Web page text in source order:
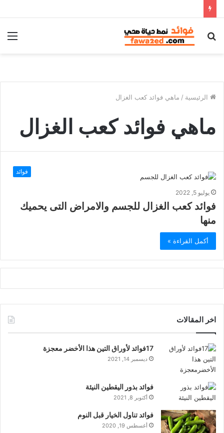
بحث
الرئيسية / ماهي فوائد كعب الغزال
ماهي فوائد كعب الغزال
فوائد
يوليو 5, 2022
فوائد كعب الغزال للجسم والامراض التى يحميك
منها
أكمل القراءة »
اخر المقالات
17فوائد لأوراق التين هذا الأخضر معجزة
ديسمبر 14, 2021
فوائد بذور اليقطين النيئة
أكتوبر 8, 2021
فوائد تناول الخيار قبل النوم
أغسطس 19, 2020